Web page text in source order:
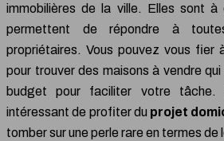
immobilières de la ville. Elles sont
permettent de répondre à
propriétaires. Vous pouvez vous fier
pour trouver des maisons à vendre
budget pour faciliter votre
intéressant de profiter du projet
tomber sur une perle rare en termes